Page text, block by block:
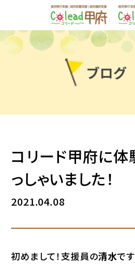
コリード甲府に体
っしゃいました！
2021.04.08
初めまして！支援員の清水で